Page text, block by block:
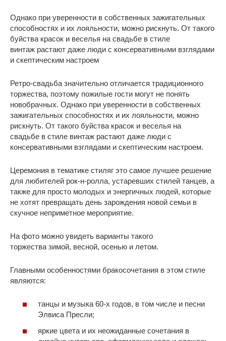
Однако при уверенности в собственных зажигательных
способностях и их лояльности, можно рискнуть. От такого
буйства красок и веселья на свадьбе в стиле
винтаж растают даже люди с консервативными взглядами
и скептическим настроем
Ретро-свадьба значительно отличается традиционного
торжества, поэтому пожилые гости могут не понять
новобрачных. Однако при уверенности в собственных
зажигательных способностях и их лояльности, можно
рискнуть. От такого буйства красок и веселья на
свадьбе в стиле винтаж растают даже люди с
консервативными взглядами и скептическим настроем.
Церемония в тематике стиляг это самое лучшее решение
для любителей рок-н-ролла, устаревших стилей танцев, а
также для просто молодых и энергичных людей, которые
не хотят превращать день зарождения новой семьи в
скучное неприметное мероприятие.
На фото можно увидеть варианты такого
торжества зимой, весной, осенью и летом.
Главными особенностями бракосочетания в этом стиле
являются:
танцы и музыка 60-х годов, в том числе и песни
Элвиса Пресли;
яркие цвета и их неожиданные сочетания в